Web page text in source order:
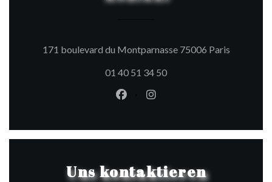
171 boulevard du Montparnasse 75006 Paris((öffnet
01 40 51 34 50
Facebook ((öffnet ein neues
Instagram ((öffnet ein
Uns kontaktieren